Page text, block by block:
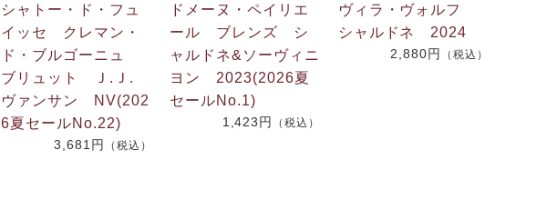
シャトー・ド・フュ
イッセ クレマン・
ド・ブルゴーニュ
ブリュット Ｊ.Ｊ.
ヴァンサン NV(202
6夏セールNo.22)
3,681円 （税込）
ドメーヌ・ペイリエ
ール ブレンズ シ
ャルドネ&ソーヴィニ
ヨン 2023(2026夏
セールNo.1)
1,423円 （税込）
ヴィラ・ヴォルフ
シャルドネ 2024
2,880円 （税込）